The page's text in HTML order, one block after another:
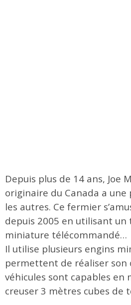
Depuis plus de 14 ans, Joe
originaire du Canada a une
les autres. Ce fermier
depuis 2005 en utilisant un
miniature télécommandé…
Il utilise plusieurs engins
permettent de réaliser son
véhicules sont capables en
creuser 3 mètres cubes de